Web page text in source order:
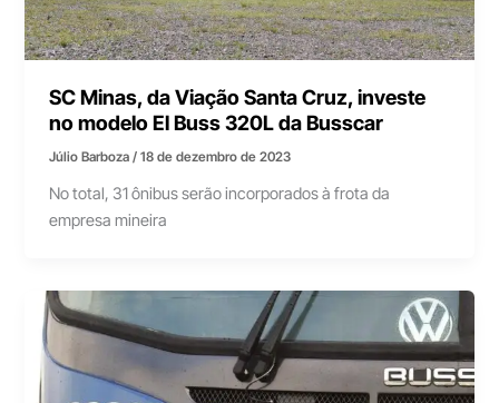
SC Minas, da Viação Santa Cruz, investe
no modelo El Buss 320L da Busscar
Júlio Barboza/18 de dezembro de 2023
No total, 31 ônibus serão incorporados à frota da
empresa mineira